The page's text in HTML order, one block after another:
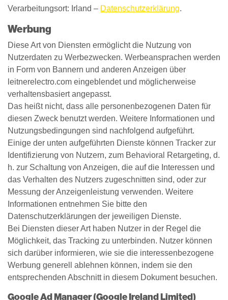
Verarbeitungsort: Irland – Datenschutzerklärung.
Werbung
Diese Art von Diensten ermöglicht die Nutzung von
Nutzerdaten zu Werbezwecken. Werbeansprachen werden
in Form von Bannern und anderen Anzeigen über
leitnerelectro.com eingeblendet und möglicherweise
verhaltensbasiert angepasst.
Das heißt nicht, dass alle personenbezogenen Daten für
diesen Zweck benutzt werden. Weitere Informationen und
Nutzungsbedingungen sind nachfolgend aufgeführt.
Einige der unten aufgeführten Dienste können Tracker zur
Identifizierung von Nutzern, zum Behavioral Retargeting, d.
h. zur Schaltung von Anzeigen, die auf die Interessen und
das Verhalten des Nutzers zugeschnitten sind, oder zur
Messung der Anzeigenleistung verwenden. Weitere
Informationen entnehmen Sie bitte den
Datenschutzerklärungen der jeweiligen Dienste.
Bei Diensten dieser Art haben Nutzer in der Regel die
Möglichkeit, das Tracking zu unterbinden. Nutzer können
sich darüber informieren, wie sie die interessenbezogene
Werbung generell ablehnen können, indem sie den
entsprechenden Abschnitt in diesem Dokument besuchen.
Google Ad Manager (Google Ireland Limited)